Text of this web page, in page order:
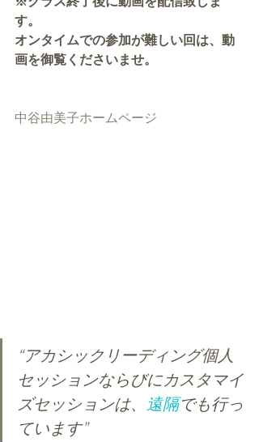
す。
オンタイムでの参加が難しい回は、動
画を御覧くださいませ。
中谷由美子ホームページ
“アカシックリーディング個人
セッションならびにカスタマイ
ズセッションは、 遠隔でも行っ
ています”